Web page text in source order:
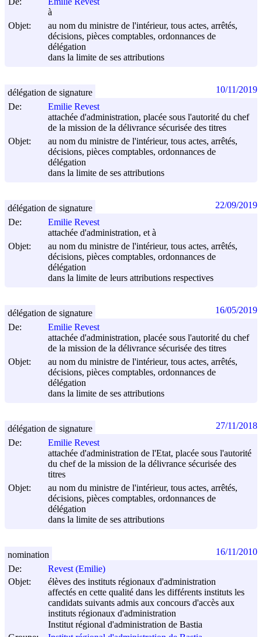
à
Objet:
au nom du ministre de l'intérieur, tous actes, arrêtés,
décisions, pièces comptables, ordonnances de
délégation
dans la limite de ses attributions
De:
Emilie Revest
attachée d'administration, placée sous l'autorité du chef
de la mission de la délivrance sécurisée des titres
Objet:
au nom du ministre de l'intérieur, tous actes, arrêtés,
décisions, pièces comptables, ordonnances de
délégation
dans la limite de ses attributions
délégation de signature 10/11/2019
De:
Emilie Revest
attachée d'administration, et à
Objet:
au nom du ministre de l'intérieur, tous actes, arrêtés,
décisions, pièces comptables, ordonnances de
délégation
dans la limite de leurs attributions respectives
délégation de signature 22/09/2019
De:
Emilie Revest
attachée d'administration, placée sous l'autorité du chef
de la mission de la délivrance sécurisée des titres
Objet:
au nom du ministre de l'intérieur, tous actes, arrêtés,
décisions, pièces comptables, ordonnances de
délégation
dans la limite de ses attributions
délégation de signature 16/05/2019
De:
Emilie Revest
attachée d'administration de l'Etat, placée sous l'autorité
du chef de la mission de la délivrance sécurisée des
titres
Objet:
au nom du ministre de l'intérieur, tous actes, arrêtés,
décisions, pièces comptables, ordonnances de
délégation
dans la limite de ses attributions
délégation de signature 27/11/2018
De:
Revest (Emilie)
Objet:
élèves des instituts régionaux d'administration
affectés en cette qualité dans les différents instituts les
candidats suivants admis aux concours d'accès aux
instituts régionaux d'administration
Institut régional d'administration de Bastia
nomination 16/11/2010